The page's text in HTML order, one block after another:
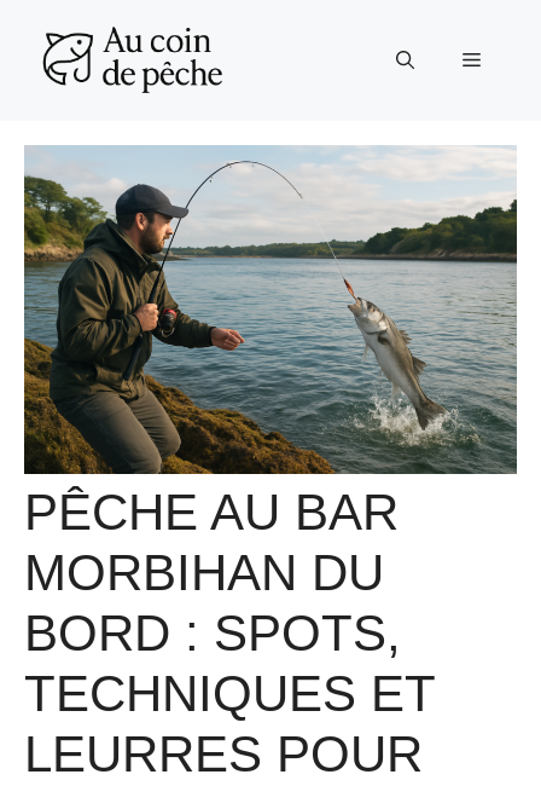
contenu
Menu
PÊCHE AU BAR
MORBIHAN DU
BORD : SPOTS,
TECHNIQUES ET
LEURRES POUR